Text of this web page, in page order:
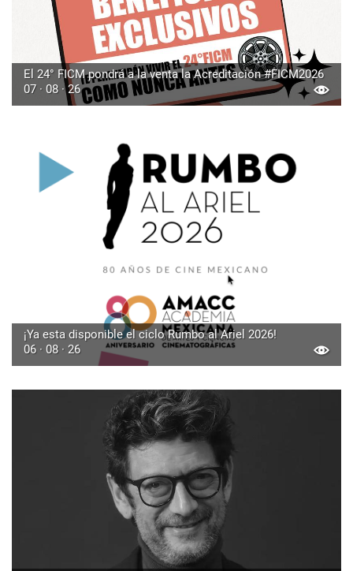
El 24° FICM pondrá a la venta la Acreditación #FICM2026
07 · 08 · 26
¡Ya esta disponible el ciclo Rumbo al Ariel 2026!
06 · 08 · 26